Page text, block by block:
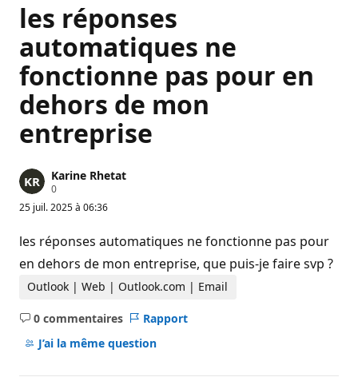
les réponses
automatiques ne
fonctionne pas pour en
dehors de mon
entreprise
Karine Rhetat
0P
i
t
s
d
e
r
u
a
o
25 juil. 2025 à 06:36
les réponses automatiques ne fonctionne pas pour
en dehors de mon entreprise, que puis-je faire svp ?
Outlook | Web | Outlook.com | Email
0 commentaires
Aucun
commentaire
Rapport
J’ai la même question